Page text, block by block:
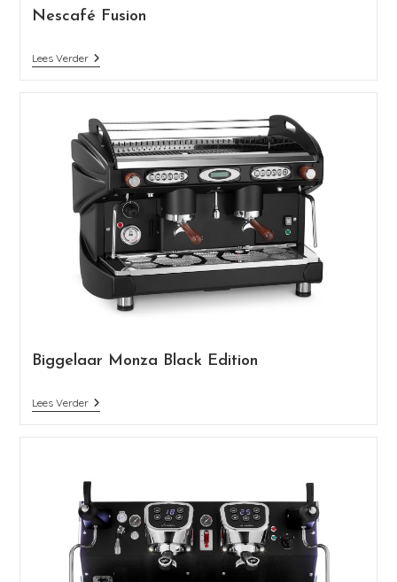
Nescafé Fusion
Lees Verder
Biggelaar Monza Black Edition
Lees Verder